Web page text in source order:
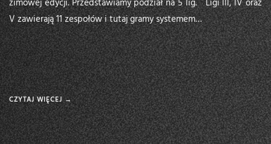
zimowej edycji. Przedstawiamy podział na 5 lig. Ligi III, IV oraz
V zawierają 11 zespołów i tutaj gramy systemem…
CZYTAJ WIĘCEJ →